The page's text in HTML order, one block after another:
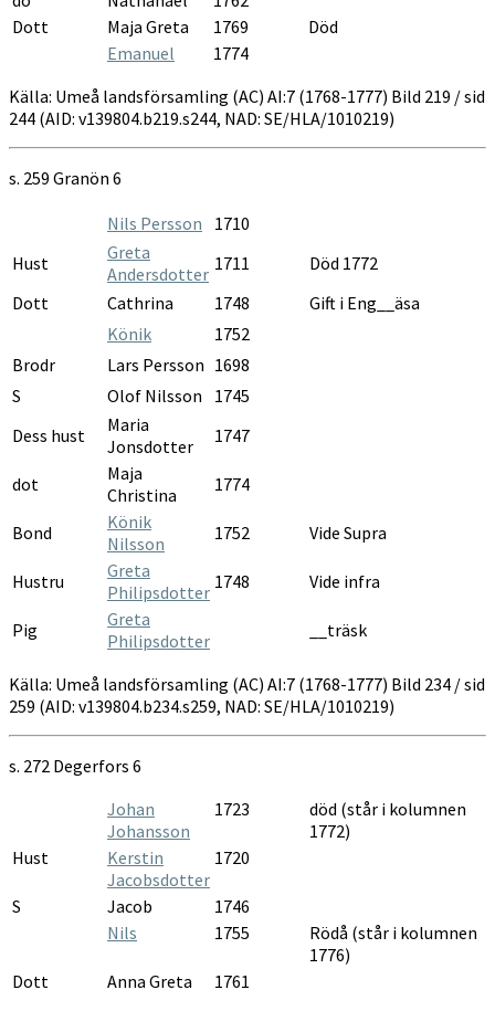
Dott
Maja Greta 1769
Död
Emanuel
1774
Källa: Umeå landsförsamling (AC) AI:7 (1768-1777) Bild 219 / sid
244 (AID: v139804.b219.s244, NAD: SE/HLA/1010219)
s. 259 Granön 6
Nils Persson
1710
Hust
Greta
Andersdotter 1711
Död 1772
Dott
Cathrina 1748
Gift i Eng__äsa
Könik
1752
Brodr
Lars Persson 1698
S
Olof Nilsson
1745
Dess hust
Maria
Jonsdotter
1747
dot
Maja
Christina
1774
Bond
Könik
Nilsson
1752 Vide Supra
Hustru
Greta
Philipsdotter 1748 Vide infra
Pig
Greta
Philipsdotter
__träsk
Källa: Umeå landsförsamling (AC) AI:7 (1768-1777) Bild 234 / sid
259 (AID: v139804.b234.s259, NAD: SE/HLA/1010219)
s. 272 Degerfors 6
Johan
Johansson
1723
död (står i kolumnen
1772)
Hust
Kerstin
Jacobsdotter
1720
S Jacob
1746
Nils
1755
Rödå (står i kolumnen
1776)
Dott
Anna Greta
1761